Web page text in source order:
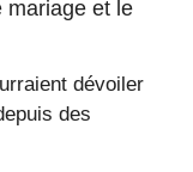
mariage et le
dévoiler
des